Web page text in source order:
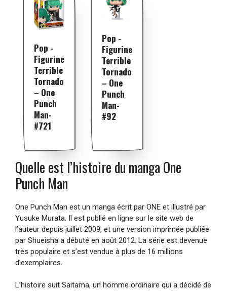
Pop -
Figurine
Terrible
Tornado
– One
Punch
Man-
#721
Pop -
Figurine
Terrible
Tornado
– One
Punch
Man-
#92
Quelle est l’histoire du manga One
Punch Man
One Punch Man est un manga écrit par ONE et illustré par
Yusuke Murata. Il est publié en ligne sur le site web de
l’auteur depuis juillet 2009, et une version imprimée publiée
par Shueisha a débuté en août 2012. La série est devenue
très populaire et s’est vendue à plus de 16 millions
d’exemplaires.
L’histoire suit Saitama, un homme ordinaire qui a décidé de